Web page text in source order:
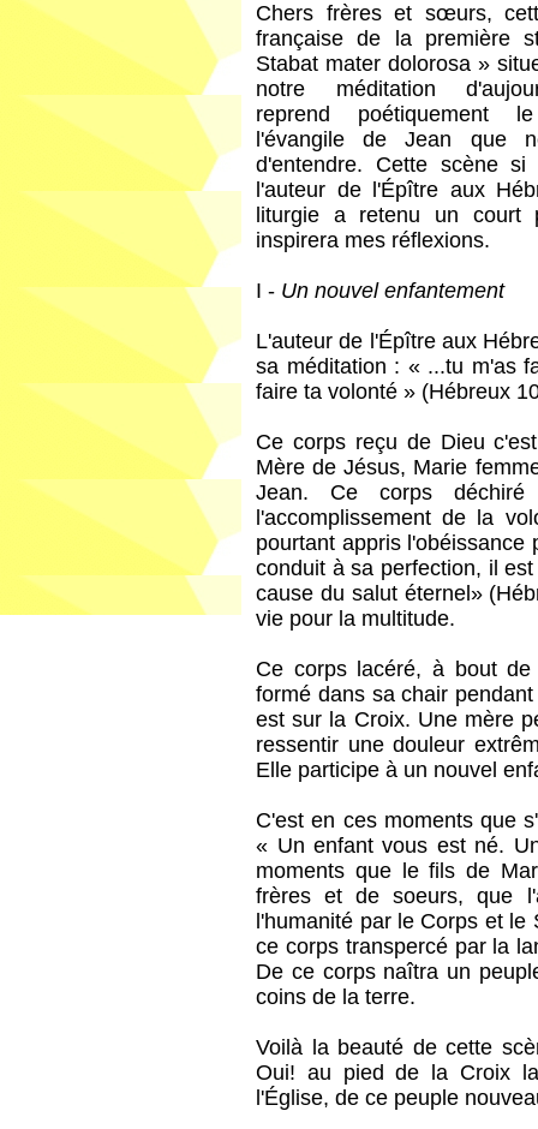
Chers frères et sœurs,
française de la première
Stabat mater dolorosa »
notre méditation
reprend poétiquement
l'évangile de Jean que
d'entendre. Cette scène si
l'auteur de l'Épître aux
liturgie a retenu un court
inspirera mes réflexions.
I - Un nouvel enfantement
L'auteur de l'Épître aux
sa méditation : « ...tu m'as
faire ta volonté » (Hébreux
Ce corps reçu de Dieu
Mère de Jésus, Marie
Jean. Ce corps
l'accomplissement de la
pourtant appris l'obéissance
conduit à sa perfection, il
cause du salut éternel»
vie pour la multitude.
Ce corps lacéré, à bout
formé dans sa chair
est sur la Croix. Une mère
ressentir une douleur
Elle participe à un nouvel
C'est en ces moments que
« Un enfant vous est né.
moments que le fils de
frères et de soeurs, que
l'humanité par le Corps et
ce corps transpercé par la
De ce corps naîtra un
coins de la terre.
Voilà la beauté de cette
Oui! au pied de la Croix
l'Église, de ce peuple